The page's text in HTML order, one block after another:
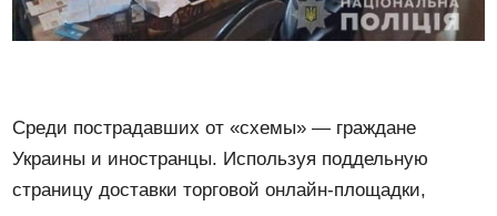
Среди пострадавших от «схемы» — граждане
Украины и иностранцы. Используя поддельную
страницу доставки торговой онлайн-площадки,